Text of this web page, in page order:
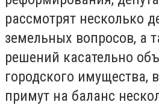
рассмотрят несколько
земельных вопросов, а
решений касательно
городского имущества,
примут на баланс